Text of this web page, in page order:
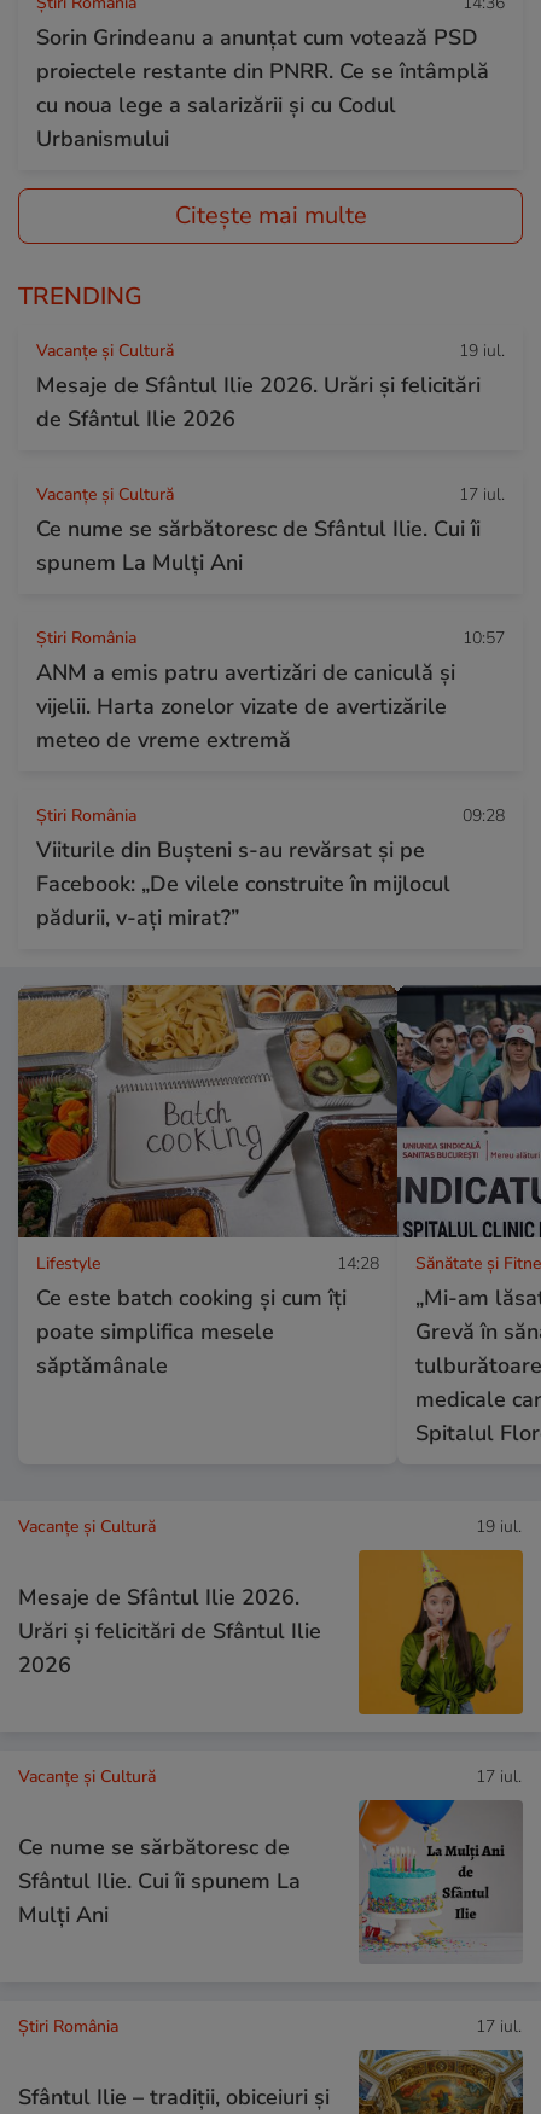
Sorin Grindeanu a anunțat cum votează PSD
proiectele restante din PNRR. Ce se întâmplă
cu noua lege a salarizării și cu Codul
Urbanismului
Citește mai multe
TRENDING
Vacanțe și Cultură 19 iul.
Mesaje de Sfântul Ilie 2026. Urări și felicitări
de Sfântul Ilie 2026
Vacanțe și Cultură 17 iul.
Ce nume se sărbătoresc de Sfântul Ilie. Cui îi
spunem La Mulți Ani
Știri România 10:57
ANM a emis patru avertizări de caniculă și
vijelii. Harta zonelor vizate de avertizările
meteo de vreme extremă
Știri România 09:28
Viiturile din Bușteni s-au revărsat și pe
Facebook: „De vilele construite în mijlocul
pădurii, v-ați mirat?”
Lifestyle 14:28
Ce este batch cooking și cum îți
poate simplifica mesele
săptămânale
Sănătate și
„Mi-am
Grevă în
medicale
Spitalul
Vacanțe și Cultură 19 iul.
Mesaje de Sfântul Ilie 2026.
Urări și felicitări de Sfântul Ilie
2026
Vacanțe și Cultură 17 iul.
Ce nume se sărbătoresc de
Sfântul Ilie. Cui îi spunem La
Mulți Ani
Știri România 17 iul.
Sfântul Ilie – tradiții, obiceiuri și